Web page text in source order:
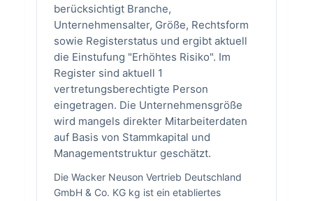
berücksichtigt Branche,
Unternehmensalter, Größe, Rechtsform
sowie Registerstatus und ergibt aktuell
die Einstufung "Erhöhtes Risiko". Im
Register sind aktuell 1
vertretungsberechtigte Person
eingetragen. Die Unternehmensgröße
wird mangels direkter Mitarbeiterdaten
auf Basis von Stammkapital und
Managementstruktur geschätzt.
Die Wacker Neuson Vertrieb Deutschland
GmbH & Co. KG kg ist ein etabliertes